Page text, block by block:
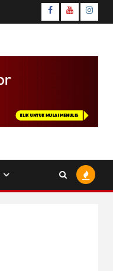
facebook
youtube